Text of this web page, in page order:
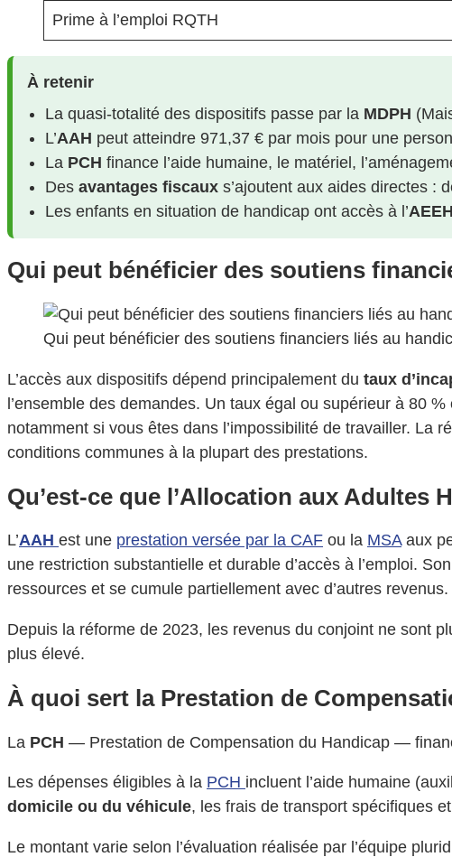
Prime à l’emploi RQTH
À retenir
La quasi-totalité des dispositifs passe par la MDPH
L’AAH peut atteindre 971,37 € par mois pour une
La PCH finance l’aide humaine, le matériel,
Des avantages fiscaux s’ajoutent aux aides directes :
Les enfants en situation de handicap ont accès à l’AEEH
Qui peut bénéficier des soutiens
Qui peut bénéficier des soutiens financiers liés au
L’accès aux dispositifs dépend principalement du taux
l’ensemble des demandes. Un taux égal ou supérieur à 80
notamment si vous êtes dans l’impossibilité de travailler. La
conditions communes à la plupart des prestations.
Qu’est-ce que l’Allocation aux Adultes
L’AAH est une prestation versée par la CAF ou la MSAaux
une restriction substantielle et durable d’accès à l’emploi.
ressources et se cumule partiellement avec d’autres revenus.
Depuis la réforme de 2023, les revenus du conjoint ne sont
plus élevé.
À quoi sert la Prestation de
La PCH — Prestation de Compensation du Handicap —
Les dépenses éligibles à la PCH incluent l’aide humaine
domicile ou du véhicule, les frais de transport spécifiques
Le montant varie selon l’évaluation réalisée par l’équipe